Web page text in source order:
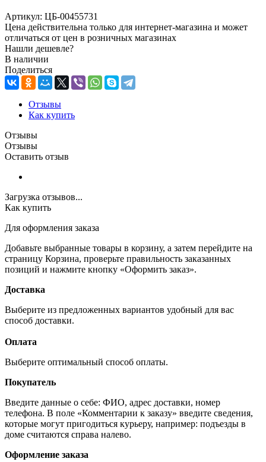
Артикул: ЦБ-00455731
Цена действительна только для интернет-магазина и может
отличаться от цен в розничных магазинах
Нашли дешевле?
В наличии
Поделиться
Отзывы
Как купить
Отзывы
Отзывы
Оставить отзыв
Загрузка отзывов...
Как купить
Для оформления заказа
Добавьте выбранные товары в корзину, а затем перейдите на
страницу Корзина, проверьте правильность заказанных
позиций и нажмите кнопку «Оформить заказ».
Доставка
Выберите из предложенных вариантов удобный для вас
способ доставки.
Оплата
Выберите оптимальный способ оплаты.
Покупатель
Введите данные о себе: ФИО, адрес доставки, номер
телефона. В поле «Комментарии к заказу» введите сведения,
которые могут пригодиться курьеру, например: подъезды в
доме считаются справа налево.
Оформление заказа